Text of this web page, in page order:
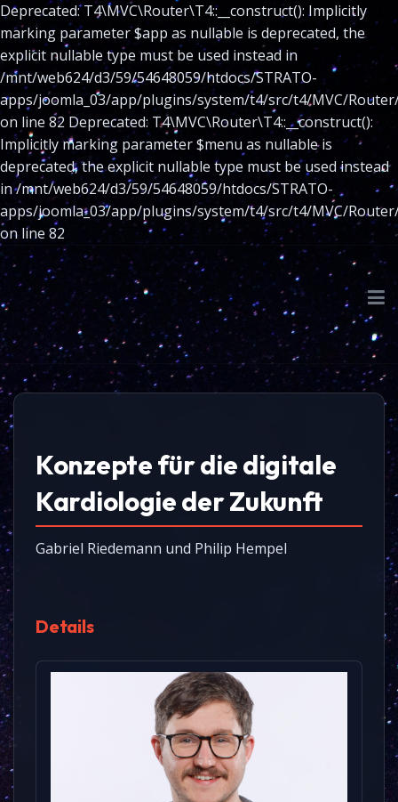
Deprecated: T4\MVC\Router\T4::__construct(): Implicitly
marking parameter $app as nullable is deprecated, the
explicit nullable type must be used instead in
/mnt/web624/d3/59/54648059/htdocs/STRATO-
apps/joomla_03/app/plugins/system/t4/src/t4/MVC/
on line 82 Deprecated: T4\MVC\Router\T4::__construct():
Implicitly marking parameter $menu as nullable is
deprecated, the explicit nullable type must be used instead
in /mnt/web624/d3/59/54648059/htdocs/STRATO-
apps/joomla_03/app/plugins/system/t4/src/t4/MVC/
on line 82
Konzepte für die digitale
Kardiologie der Zukunft
Gabriel Riedemann und Philip Hempel
Details